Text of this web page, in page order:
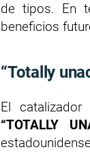
de tipos. En
beneficios
“Totally
El
“TOTALLY